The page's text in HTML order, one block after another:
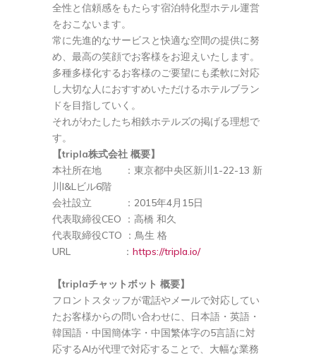
全性と信頼感をもたらす宿泊特化型ホテル運営
をおこないます。
常に先進的なサービスと快適な空間の提供に努
め、最高の笑顔でお客様をお迎えいたします。
多種多様化するお客様のご要望にも柔軟に対応
し大切な人におすすめいただけるホテルブラン
ドを目指していく。
それがわたしたち相鉄ホテルズの掲げる理想で
す。
【tripla株式会社 概要】
本社所在地 ：東京都中央区新川1-22-13 新
川I&Lビル6階
会社設立 ：2015年4月15日
代表取締役CEO ：高橋 和久
代表取締役CTO ：鳥生 格
URL ： https://tripla.io/
【triplaチャットボット 概要】
フロントスタッフが電話やメールで対応してい
たお客様からの問い合わせに、日本語・英語・
韓国語・中国簡体字・中国繁体字の5言語に対
応するAIが代理で対応することで、大幅な業務